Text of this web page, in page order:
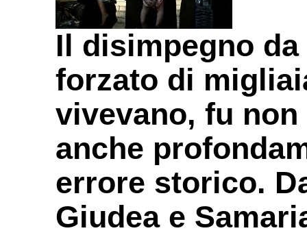
Il disimpegno
forzato di
vivevano, fu
anche
errore storico.
Giudea e